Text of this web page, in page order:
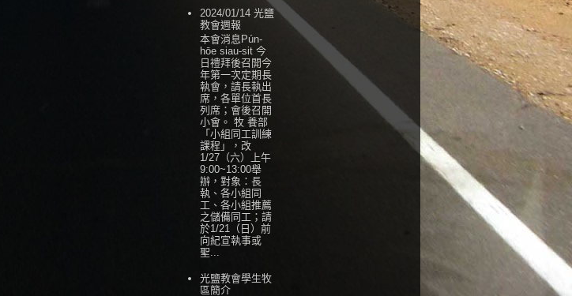
2024/01/14 光鹽
教會週報
本會消息Pún-
hōe siau-sit 今
日禮拜後召開今
年第一次定期長
執會，請長執出
席，各單位首長
列席；會後召開
小會。 牧 養部
「小組同工訓練
課程」，改
1/27（六）上午
9:00~13:00舉
辦，對象：長
執、各小組同
工、各小組推薦
之儲備同工；請
於1/21（日）前
向紀宣執事或
聖...
光鹽教會學生牧
區簡介